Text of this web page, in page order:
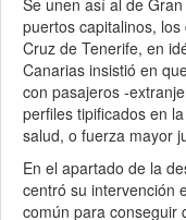
Se unen así al de
puertos capitalinos,
Cruz de Tenerife, en
Canarias insistió en
con pasajeros -
perfiles tipificados en
salud, o fuerza mayor
En el apartado de la
centró su intervención
común para conseguir